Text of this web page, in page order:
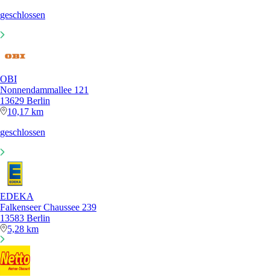
geschlossen
OBI
Nonnendammallee 121
13629 Berlin
10,17 km
geschlossen
EDEKA
Falkenseer Chaussee 239
13583 Berlin
5,28 km